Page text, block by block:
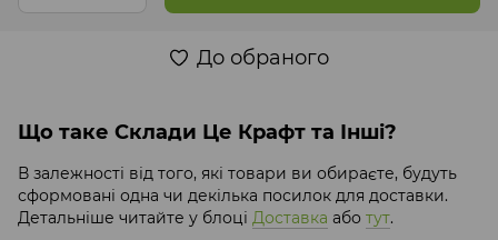
До обраного
Що таке Склади Це Крафт та Інші?
В залежності від того, які товари ви обираєте, будуть
сформовані одна чи декілька посилок для доставки.
Детальніше читайте у блоці Доставка або тут.